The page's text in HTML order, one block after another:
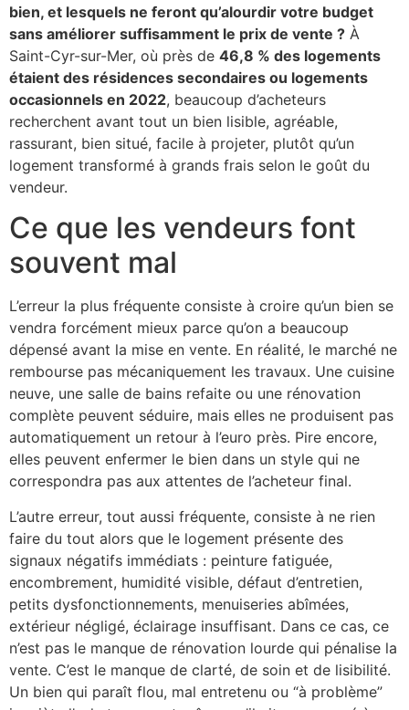
bien, et lesquels ne feront qu’alourdir votre budget
sans améliorer suffisamment le prix de vente ? À
Saint-Cyr-sur-Mer, où près de 46,8 % des logements
étaient des résidences secondaires ou logements
occasionnels en 2022, beaucoup d’acheteurs
recherchent avant tout un bien lisible, agréable,
rassurant, bien situé, facile à projeter, plutôt qu’un
logement transformé à grands frais selon le goût du
vendeur.
Ce que les vendeurs font
souvent mal
L’erreur la plus fréquente consiste à croire qu’un bien se
vendra forcément mieux parce qu’on a beaucoup
dépensé avant la mise en vente. En réalité, le marché ne
rembourse pas mécaniquement les travaux. Une cuisine
neuve, une salle de bains refaite ou une rénovation
complète peuvent séduire, mais elles ne produisent pas
automatiquement un retour à l’euro près. Pire encore,
elles peuvent enfermer le bien dans un style qui ne
correspondra pas aux attentes de l’acheteur final.
L’autre erreur, tout aussi fréquente, consiste à ne rien
faire du tout alors que le logement présente des
signaux négatifs immédiats : peinture fatiguée,
encombrement, humidité visible, défaut d’entretien,
petits dysfonctionnements, menuiseries abîmées,
extérieur négligé, éclairage insuffisant. Dans ce cas, ce
n’est pas le manque de rénovation lourde qui pénalise la
vente. C’est le manque de clarté, de soin et de lisibilité.
Un bien qui paraît flou, mal entretenu ou “à problème”